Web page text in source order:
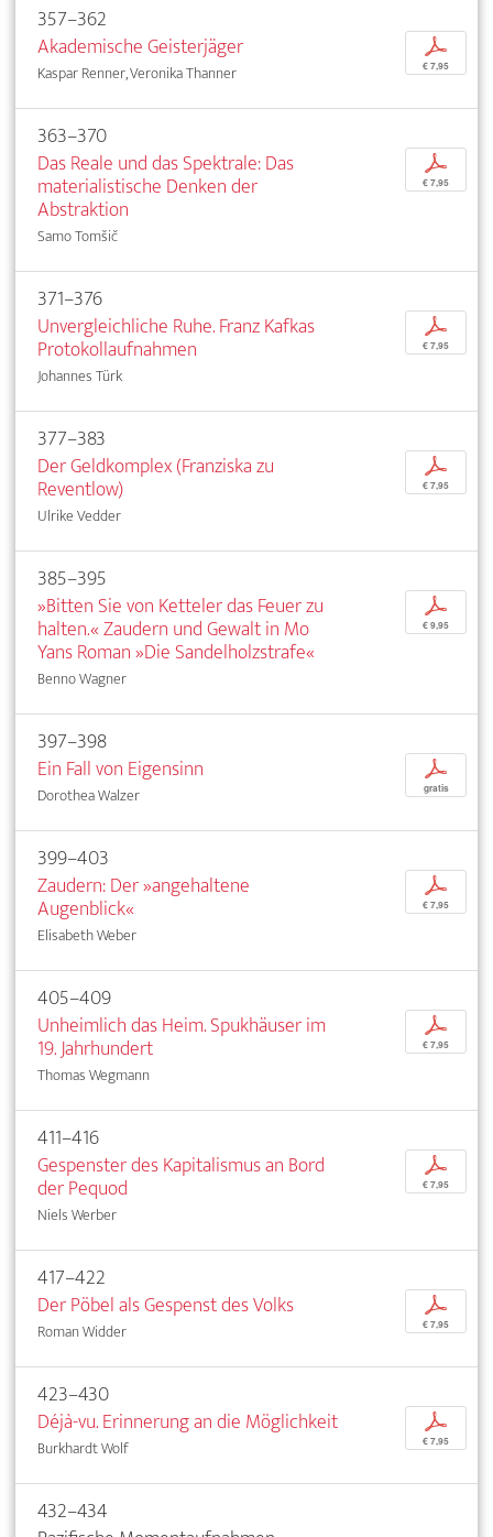
357–362
Akademische Geisterjäger
Kaspar Renner, Veronika Thanner
p
€ 7,95
363–370
Das Reale und das Spektrale: Das
materialistische Denken der
Abstraktion
Samo Tomšič
p
€ 7,95
371–376
Unvergleichliche Ruhe. Franz Kafkas
Protokollaufnahmen
Johannes Türk
p
€ 7,95
377–383
Der Geldkomplex (Franziska zu
Reventlow)
Ulrike Vedder
p
€ 7,95
385–395
»Bitten Sie von Ketteler das Feuer zu
halten.« Zaudern und Gewalt in Mo
Yans Roman »Die Sandelholzstrafe«
Benno Wagner
p
€ 9,95
397–398
Ein Fall von Eigensinn
Dorothea Walzer
p
gratis
399–403
Zaudern: Der »angehaltene
Augenblick«
Elisabeth Weber
p
€ 7,95
405–409
Unheimlich das Heim. Spukhäuser im
19. Jahrhundert
Thomas Wegmann
p
€ 7,95
411–416
Gespenster des Kapitalismus an Bord
der Pequod
Niels Werber
p
€ 7,95
417–422
Der Pöbel als Gespenst des Volks
Roman Widder
p
€ 7,95
423–430
Déjà-vu. Erinnerung an die Möglichkeit
Burkhardt Wolf
p
€ 7,95
432–434